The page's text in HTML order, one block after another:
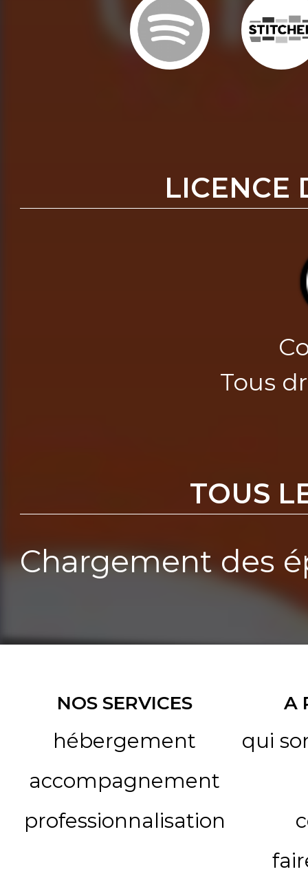
LICENCE
Tous
TOUS
Chargement des
NOS SERVICES
hébergement
accompagnement
professionnalisation
A
qui